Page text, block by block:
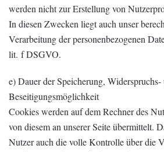
werden nicht zur Erstellung von
In diesen Zwecken liegt auch unser
Verarbeitung der personenbezogenen
lit. f DSGVO.
e) Dauer der Speicherung, Widerspruchs-
Beseitigungsmöglichkeit
Cookies werden auf dem Rechner des
von diesem an unserer Seite übermittelt.
Nutzer auch die volle Kontrolle über die